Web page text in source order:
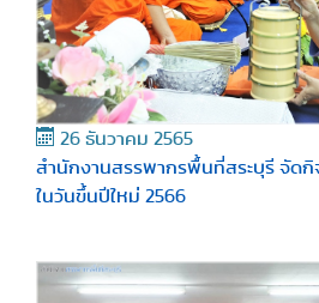
26 ธันวาคม 2565
สำนักงานสรรพากรพื้นที่สระบุรี จัด
ในวันขึ้นปีใหม่ 2566